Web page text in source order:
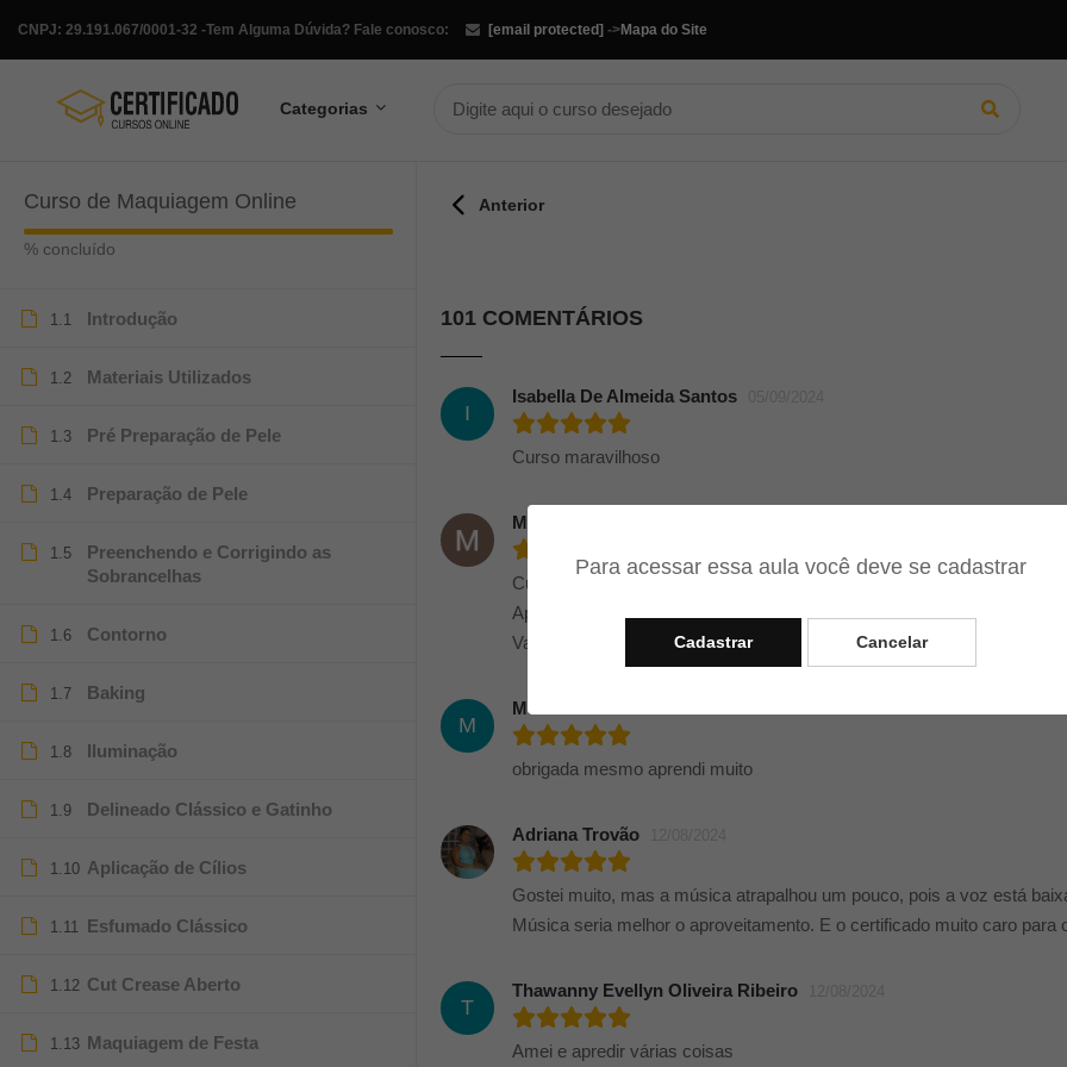
Para acessar essa aula você deve se cadastrar
Cadastrar Cancelar
Tem Alguma Dúvida? Fale conosco: [email protected]
CNPJ: 29.191.067/0001-32 - ->Mapa do Site
Categorias
Curso de Maquiagem Online
% concluído
1.1 Introdução
1.2 Materiais Utilizados
1.3 Pré Preparação de Pele
1.4 Preparação de Pele
1.5
Preenchendo e Corrigindo as
Sobrancelhas
1.6 Contorno
1.7 Baking
1.8 Iluminação
1.9 Delineado Clássico e Gatinho
1.10 Aplicação de Cílios
1.11 Esfumado Clássico
1.12 Cut Crease Aberto
1.13 Maquiagem de Festa
Anterior
101 COMENTÁRIOS
I
Isabella De Almeida Santos
Curso maravilhoso
Marlise Terezinha Limberger Pagno
Curso ótimo
Aprendi muito
Valeu
M
Maria Eduarda Pereira Lisboa
obrigada mesmo aprendi muito
Adriana Trovão
Gostei muito, mas a música atrapalhou um pouco, pois a voz está
Música seria melhor o aproveitamento. E o certificado muito caro para
T
Thawanny Evellyn Oliveira Ribeiro
Amei e apredir várias coisas